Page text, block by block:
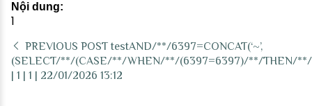
Nội dung:
1
PREVIOUS POST testAND/**/6397=CONCAT(‘~’,
(SELECT/**/(CASE/**/WHEN/**/(6397=6397)/**/THEN/**/
| 1 | 1 | 22/01/2026 13:12